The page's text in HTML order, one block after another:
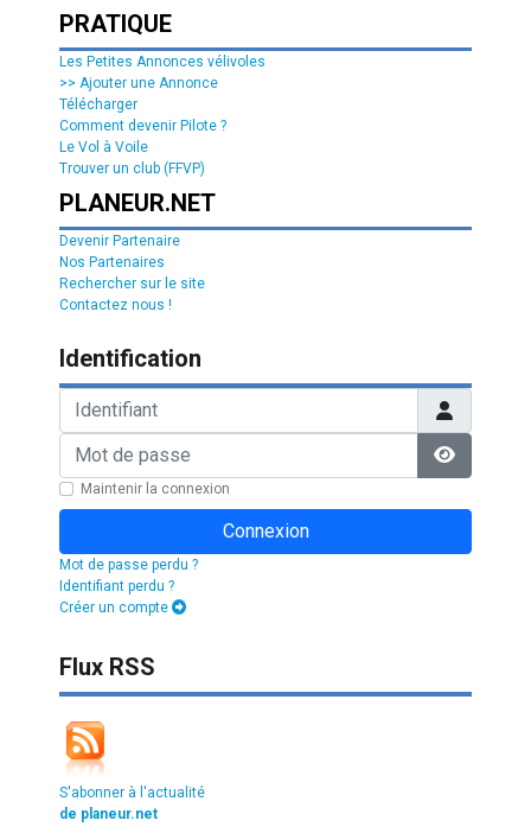
PRATIQUE
Les Petites Annonces vélivoles
>> Ajouter une Annonce
Télécharger
Comment devenir Pilote ?
Le Vol à Voile
Trouver un club (FFVP)
PLANEUR.NET
Devenir Partenaire
Nos Partenaires
Rechercher sur le site
Contactez nous !
Identification
Identifiant
Mot de passe
Afficher
Maintenir la connexion
Connexion
Mot de passe perdu ?
Identifiant perdu ?
Créer un compte
Flux RSS
S'abonner à l'actualité
de planeur.net